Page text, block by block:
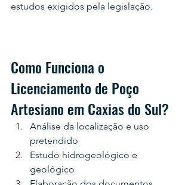
estudos exigidos pela legislação.
Como Funciona o
Licenciamento de Poço
Artesiano em Caxias do Sul?
Análise da localização e uso
pretendido
Estudo hidrogeológico e
geológico